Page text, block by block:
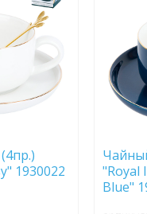
1930022
"Royal
Blue"